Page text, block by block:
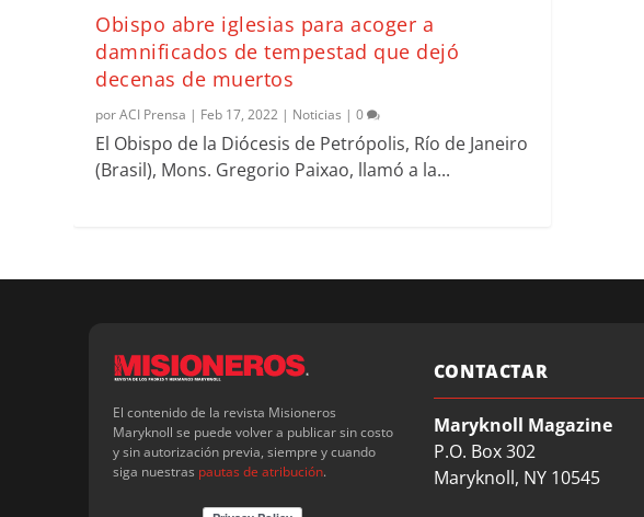
Obispo abre iglesias para acoger a
damnificados de tempestad que dejó
decenas de muertos
porACI Prensa | Feb 17, 2022 | Noticias |0
El Obispo de la Diócesis de Petrópolis, Río de Janeiro
(Brasil), Mons. Gregorio Paixao, llamó a la...
El contenido de la revista Misioneros
Maryknoll se puede volver a publicar sin costo
y sin autorización previa, siempre y cuando
siga nuestras pautas de atribución.
CONTACTAR
Maryknoll Magazine
P.O. Box 302
Maryknoll, NY 10545